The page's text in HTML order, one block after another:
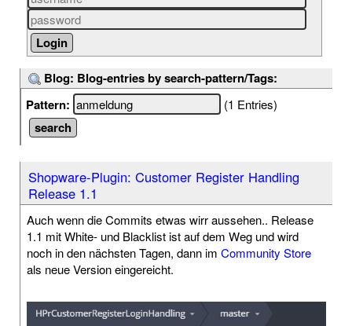
Blog: Blog-entries by search-pattern/Tags:
Pattern:
(1 Entries)
Shopware-Plugin: Customer Register Handling
Release 1.1
Auch wenn die Commits etwas wirr aussehen.. Release
1.1 mit White- und Blacklist ist auf dem Weg und wird
noch in den nächsten Tagen, dann im Community Store
als neue Version eingereicht.